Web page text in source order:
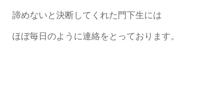
諦めないと決断してくれた門下生には
ほぼ毎日のように連絡をとっております。